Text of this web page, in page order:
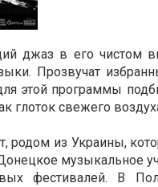
джаз в его чистом
Прозвучат
этой программы
глоток свежего
родом из Украины,
музыкальное
фестивалей. В